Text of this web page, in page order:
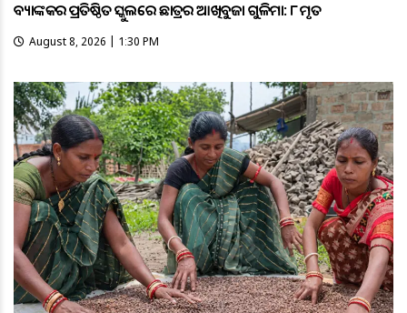
ବ୍ୟାଙ୍କକର ପ୍ରତିଷ୍ଠିତ ସ୍କୁଲରେ ଛାତ୍ରର ଆଖିବୁଜା ଗୁଳିମାଡ଼: ୮ ମୃତ
August 8, 2026 | 1:30 PM